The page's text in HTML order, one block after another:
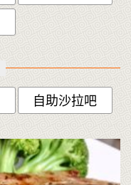
自助沙拉吧